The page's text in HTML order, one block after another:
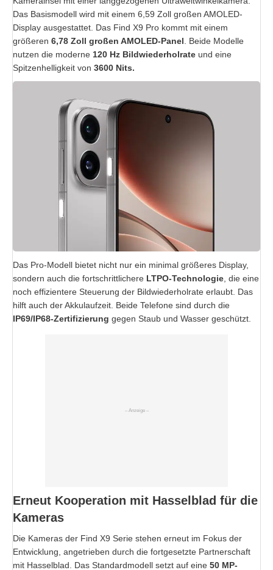
Das Basismodell wird mit einem 6,59 Zoll großen AMOLED-
Display ausgestattet. Das Find X9 Pro kommt mit einem
größeren 6,78 Zoll großen AMOLED-Panel. Beide Modelle
nutzen die moderne 120 Hz Bildwiederholrate und eine
Spitzenhelligkeit von 3600 Nits.
Das Pro-Modell bietet nicht nur ein minimal größeres Display,
sondern auch die fortschrittlichere LTPO-Technologie , die eine
noch effizientere Steuerung der Bildwiederholrate erlaubt. Das
hilft auch der Akkulaufzeit. Beide Telefone sind durch die
IP69/IP68-Zertifizierung gegen Staub und Wasser geschützt.
Erneut Kooperation mit Hasselblad für die
Kameras
Die Kameras der Find X9 Serie stehen erneut im Fokus der
Entwicklung, angetrieben durch die fortgesetzte Partnerschaft
mit Hasselblad. Das Standardmodell setzt auf eine 50 MP-